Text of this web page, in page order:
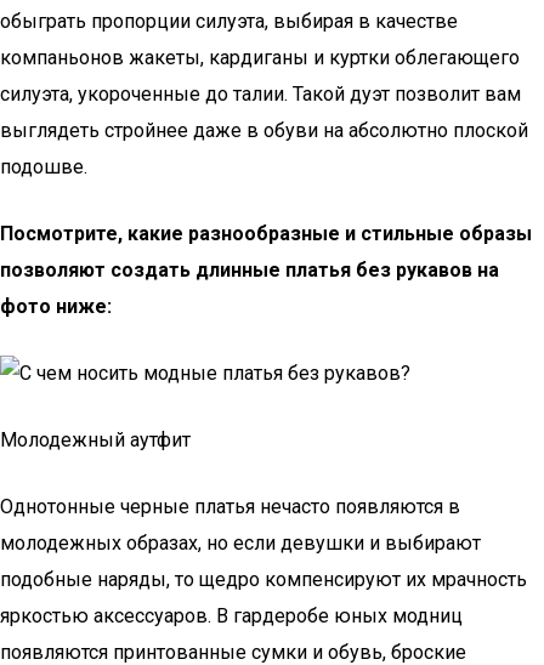
обыграть пропорции силуэта, выбирая в качестве
компаньонов жакеты, кардиганы и куртки облегающего
силуэта, укороченные до талии. Такой дуэт позволит вам
выглядеть стройнее даже в обуви на абсолютно плоской
подошве.
Посмотрите, какие разнообразные и стильные образы
позволяют создать длинные платья без рукавов на
фото ниже:
Молодежный аутфит
Однотонные черные платья нечасто появляются в
молодежных образах, но если девушки и выбирают
подобные наряды, то щедро компенсируют их мрачность
яркостью аксессуаров. В гардеробе юных модниц
появляются принтованные сумки и обувь, броские